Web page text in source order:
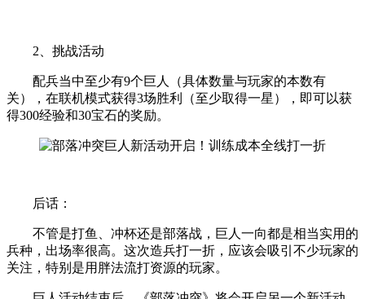
2、挑战活动
配兵当中至少有9个巨人（具体数量与玩家的本数有
关），在联机模式获得3场胜利（至少取得一星），即可以获
得300经验和30宝石的奖励。
后话：
不管是打鱼、冲杯还是部落战，巨人一向都是相当实用的
兵种，出场率很高。这次造兵打一折，应该会吸引不少玩家的
关注，特别是用胖法流打资源的玩家。